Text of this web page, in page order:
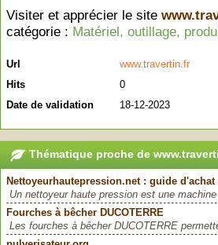
Visiter et apprécier le site
catégorie : Matériel, outillage,
Url
www.travertin.fr
Hits
0
Date de validation
18-12-2023
Thématique proche de
Nettoyeurhautepression.net : guide
Un nettoyeur haute pression est une
Fourches à bêcher DUCOTERRE
Les fourches à bêcher DUCOTERRE